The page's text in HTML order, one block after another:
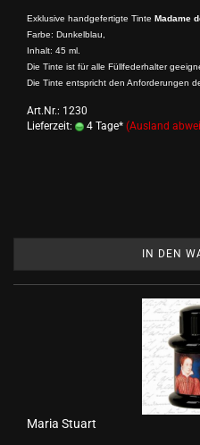
Exklusive handgefertigte Tinte Madame
Farbe: Dunkelblau,
Inhalt: 45 ml.
Die Tinte ist für alle Füllfederhalter
Die Tinte entspricht den Anforderungen
Art.Nr.: 1230
Lieferzeit:
4 Tage* (Ausland
IN DEN
Maria Stuart